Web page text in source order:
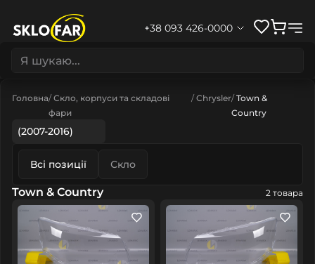
+38 093 426-0000
Головна Скло, корпуси та складові
фари
Chrysler Town &
Country
(2007-2016)
Всі позиції Скло
Town & Country 2 товара